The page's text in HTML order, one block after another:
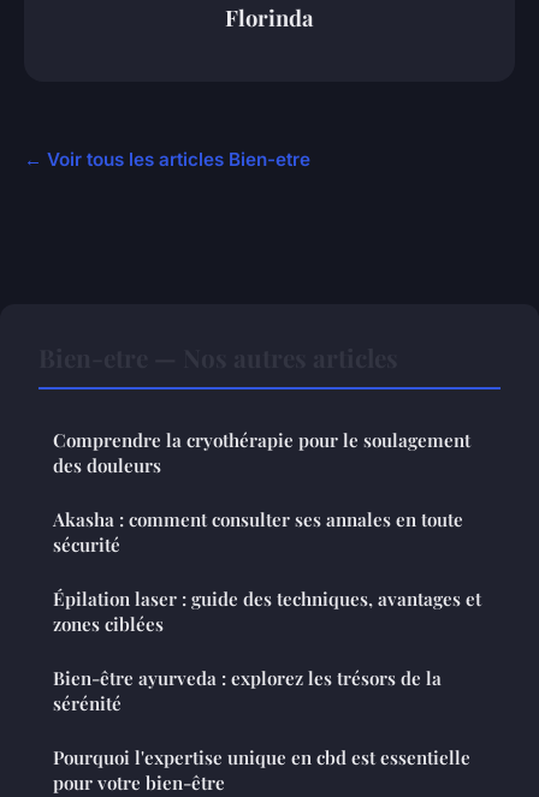
Florinda
← Voir tous les articles Bien-etre
Comprendre la cryothérapie pour le soulagement
des douleurs
Akasha : comment consulter ses annales en toute
sécurité
Épilation laser : guide des techniques, avantages et
zones ciblées
Bien-être ayurveda : explorez les trésors de la
sérénité
Pourquoi l'expertise unique en cbd est essentielle
pour votre bien-être